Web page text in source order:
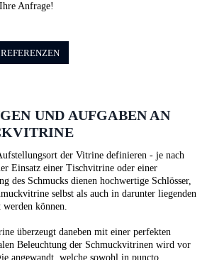
Anfrage!
REFERENZEN
UND AUFGABEN AN
der Vitrine definieren - je nach
Einsatz einer Tischvitrine oder einer
des Schmucks dienen hochwertige Schlösser,
selbst als auch in darunter liegenden
werden können.
überzeugt daneben mit einer perfekten
Beleuchtung der Schmuckvitrinen wird vor
angewandt, welche sowohl in puncto